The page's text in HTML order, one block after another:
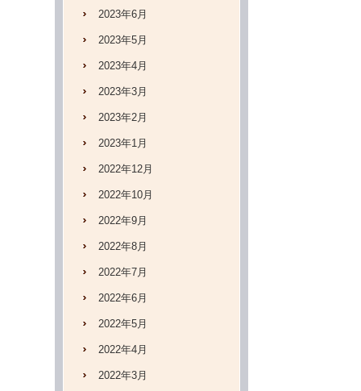
2023年6月
2023年5月
2023年4月
2023年3月
2023年2月
2023年1月
2022年12月
2022年10月
2022年9月
2022年8月
2022年7月
2022年6月
2022年5月
2022年4月
2022年3月